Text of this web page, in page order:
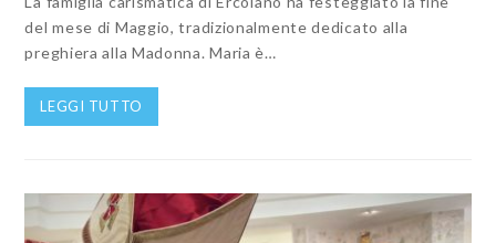
del mese di Maggio, tradizionalmente dedicato alla
preghiera alla Madonna. Maria è…
LEGGI TUTTO